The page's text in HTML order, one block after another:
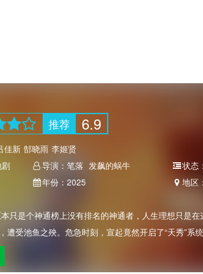
推荐 6.9
佳新 郜晓雨 李姬贤
导演：笔落 发飙的蜗牛 状态
年份：2025 地区
只是个神通榜上没有排名的神通者，人生理想只是
遭受池鱼之殃。危急时刻，宣起竟然开启了“天秀”系统